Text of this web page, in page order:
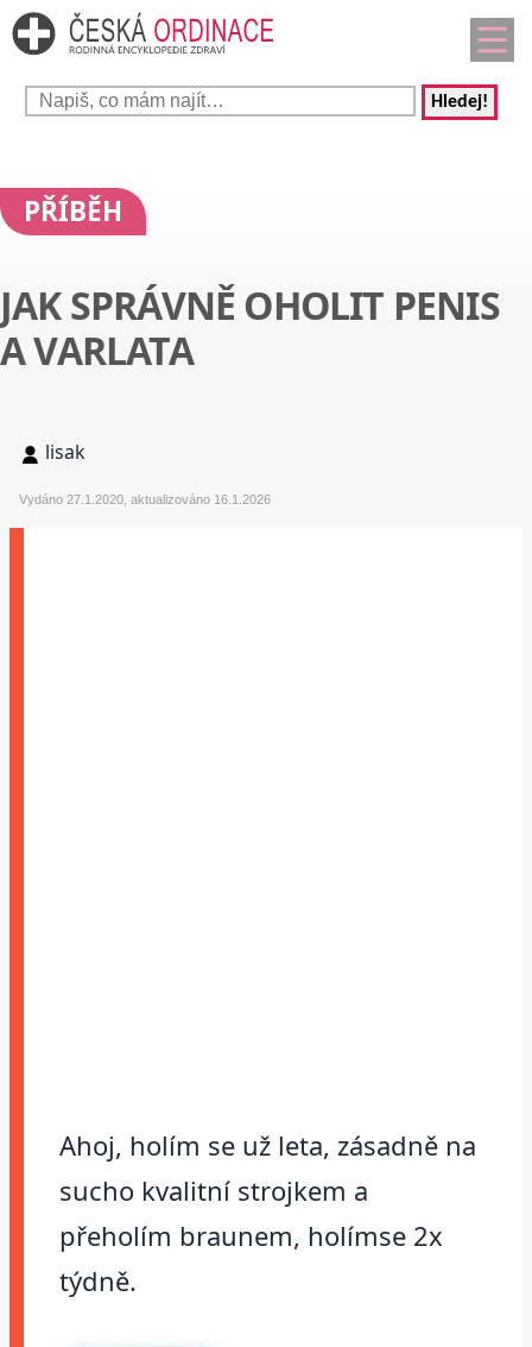
Hledej!
PŘÍBĚH
JAK SPRÁVNĚ OHOLIT PENIS
A VARLATA
lisak
Vydáno 27.1.2020, aktualizováno 16.1.2026
Ahoj, holím se už leta, zásadně na
sucho kvalitní strojkem a
přeholím braunem, holímse 2x
týdně.